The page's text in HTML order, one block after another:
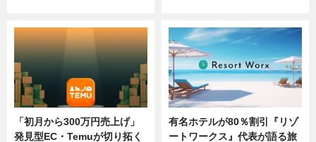
「初月から300万円売上げ」
発見型EC・Temuが切り拓く
有名ホテルが80％割引『リゾ
ートワークス』代表が語る旅